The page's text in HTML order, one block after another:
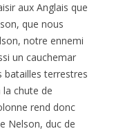
aux Anglais que
que nous
notre ennemi
un cauchemar
batailles terrestres
la chute de
rend donc
Nelson, duc de